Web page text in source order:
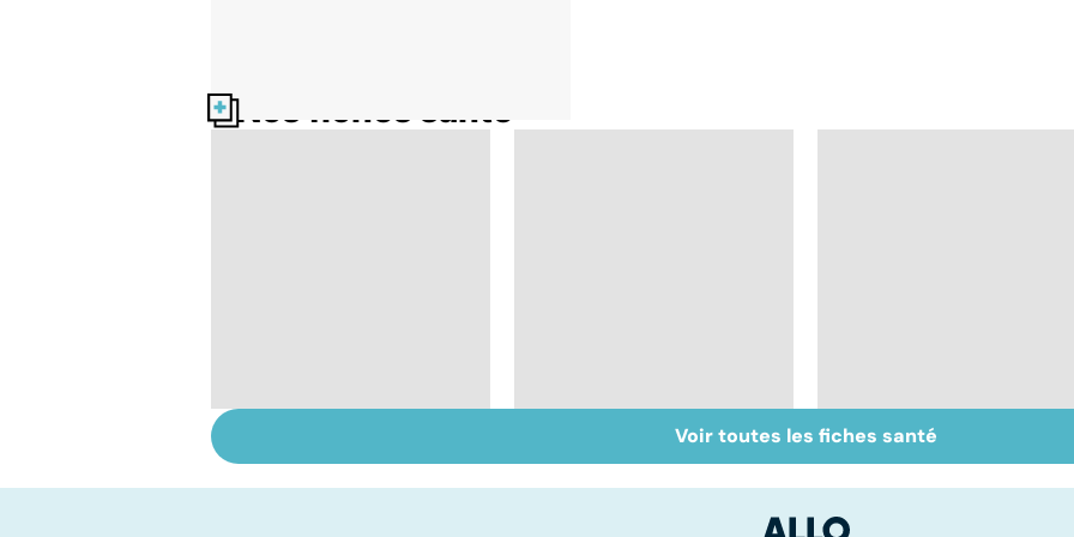
Nos fiches santé
complexe
Anémie : symptômes,
causes et
Exostose osseuse :
des bosses sous la
Voir toutes les fiches santé